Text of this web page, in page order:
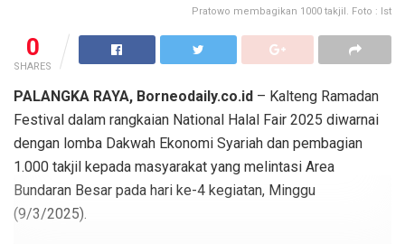
Pratowo membagikan 1000 takjil. Foto : Ist
0
SHARES
PALANGKA RAYA, Borneodaily.co.id – Kalteng Ramadan
Festival dalam rangkaian National Halal Fair 2025 diwarnai
dengan lomba Dakwah Ekonomi Syariah dan pembagian
1.000 takjil kepada masyarakat yang melintasi Area
Bundaran Besar pada hari ke-4 kegiatan, Minggu
(9/3/2025).